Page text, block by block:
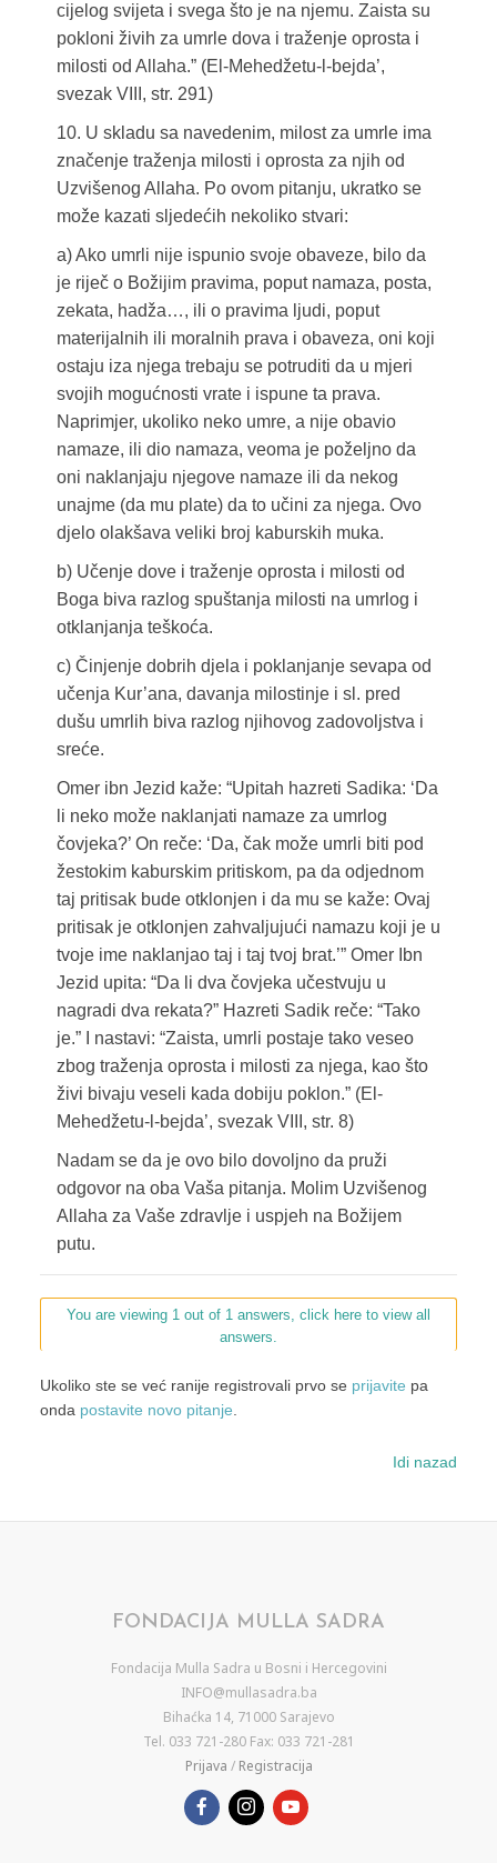
cijelog svijeta i svega što je na njemu. Zaista su
pokloni živih za umrle dova i traženje oprosta i
milosti od Allaha.” (El-Mehedžetu-l-bejda’,
svezak VIII, str. 291)
10. U skladu sa navedenim, milost za umrle ima
značenje traženja milosti i oprosta za njih od
Uzvišenog Allaha. Po ovom pitanju, ukratko se
može kazati sljedećih nekoliko stvari:
a) Ako umrli nije ispunio svoje obaveze, bilo da
je riječ o Božijim pravima, poput namaza, posta,
zekata, hadža…, ili o pravima ljudi, poput
materijalnih ili moralnih prava i obaveza, oni koji
ostaju iza njega trebaju se potruditi da u mjeri
svojih mogućnosti vrate i ispune ta prava.
Naprimjer, ukoliko neko umre, a nije obavio
namaze, ili dio namaza, veoma je poželjno da
oni naklanjaju njegove namaze ili da nekog
unajme (da mu plate) da to učini za njega. Ovo
djelo olakšava veliki broj kaburskih muka.
b) Učenje dove i traženje oprosta i milosti od
Boga biva razlog spuštanja milosti na umrlog i
otklanjanja teškoća.
c) Činjenje dobrih djela i poklanjanje sevapa od
učenja Kur’ana, davanja milostinje i sl. pred
dušu umrlih biva razlog njihovog zadovoljstva i
sreće.
Omer ibn Jezid kaže: “Upitah hazreti Sadika: ‘Da
li neko može naklanjati namaze za umrlog
čovjeka?’ On reče: ‘Da, čak može umrli biti pod
žestokim kaburskim pritiskom, pa da odjednom
taj pritisak bude otklonjen i da mu se kaže: Ovaj
pritisak je otklonjen zahvaljujući namazu koji je u
tvoje ime naklanjao taj i taj tvoj brat.’” Omer Ibn
Jezid upita: “Da li dva čovjeka učestvuju u
nagradi dva rekata?” Hazreti Sadik reče: “Tako
je.” I nastavi: “Zaista, umrli postaje tako veseo
zbog traženja oprosta i milosti za njega, kao što
živi bivaju veseli kada dobiju poklon.” (El-
Mehedžetu-l-bejda’, svezak VIII, str. 8)
Nadam se da je ovo bilo dovoljno da pruži
odgovor na oba Vaša pitanja. Molim Uzvišenog
Allaha za Vaše zdravlje i uspjeh na Božijem
putu.
You are viewing 1 out of 1 answers, click here to view all
answers.
Ukoliko ste se već ranije registrovali prvo se prijavite pa
onda postavite novo pitanje.
Idi nazad
FONDACIJA MULLA SADRA
Fondacija Mulla Sadra u Bosni i Hercegovini
INFO@mullasadra.ba
Bihaćka 14, 71000 Sarajevo
Tel. 033 721-280 Fax: 033 721-281
Prijava / Registracija